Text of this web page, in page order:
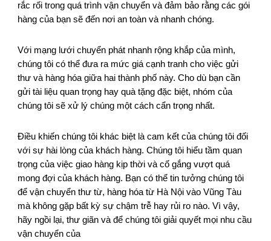
rắc rối trong quá trình vận chuyển và đảm bảo rằng các gói
hàng của bạn sẽ đến nơi an toàn và nhanh chóng.
Với mạng lưới chuyển phát nhanh rộng khắp của mình,
chúng tôi có thể đưa ra mức giá cạnh tranh cho việc gửi
thư và hàng hóa giữa hai thành phố này. Cho dù bạn cần
gửi tài liệu quan trọng hay quà tặng đặc biệt, nhóm của
chúng tôi sẽ xử lý chúng một cách cẩn trọng nhất.
Điều khiến chúng tôi khác biệt là cam kết của chúng tôi đối
với sự hài lòng của khách hàng. Chúng tôi hiểu tầm quan
trọng của việc giao hàng kịp thời và cố gắng vượt quá
mong đợi của khách hàng. Bạn có thể tin tưởng chúng tôi
để vận chuyển thư từ, hàng hóa từ Hà Nội vào Vũng Tàu
mà không gặp bất kỳ sự chậm trễ hay rủi ro nào. Vì vậy,
hãy ngồi lại, thư giãn và để chúng tôi giải quyết mọi nhu cầu
vận chuyển của